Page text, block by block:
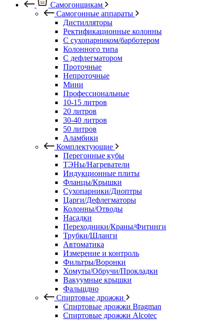
Самогонщикам
Самогонные аппараты
Дистилляторы
Ректификационные колонны
С сухопарником/барботером
Колонного типа
С дефлегматором
Проточные
Непроточные
Мини
Профессиональные
10-15 литров
20 литров
30-40 литров
50 литров
Аламбики
Комплектующие
Перегонные кубы
ТЭНы/Нагреватели
Индукционные плиты
Фланцы/Крышки
Сухопарники/Диоптры
Царги/Дефлегматоры
Колонны/Отводы
Насадки
Переходники/Краны/Фитинги
Трубки/Шланги
Автоматика
Измерение и контроль
Фильтры/Воронки
Хомуты/Обручи/Прокладки
Вакуумные крышки
Фальшдно
Спиртовые дрожжи
Спиртовые дрожжи Bragman
Спиртовые дрожжи Alcotec